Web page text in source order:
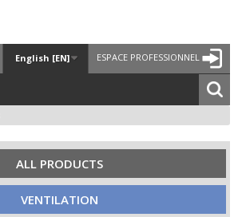
ESPACE PROFESSIONNEL
English [EN]
ALL PRODUCTS
VENTILATION